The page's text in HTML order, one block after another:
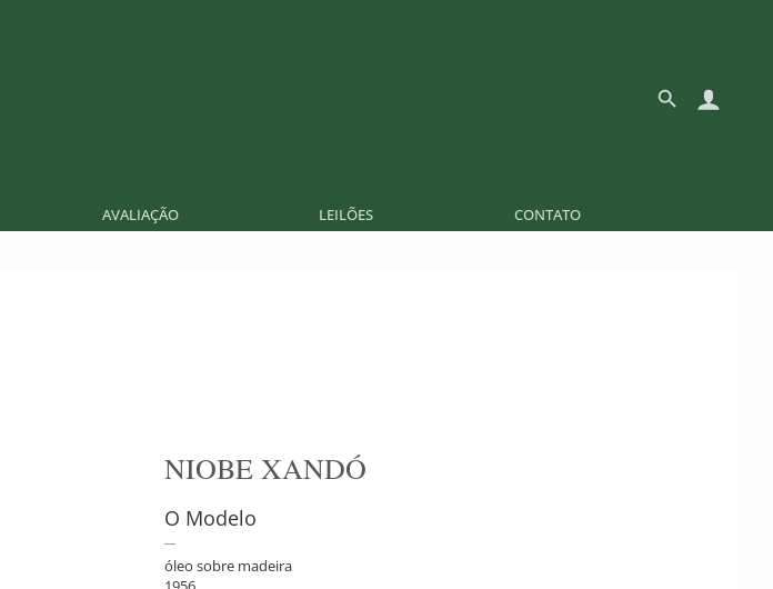
AVALIAÇÃO LEILÕES CONTATO
NIOBE XANDÓ
O Modelo
óleo sobre madeira